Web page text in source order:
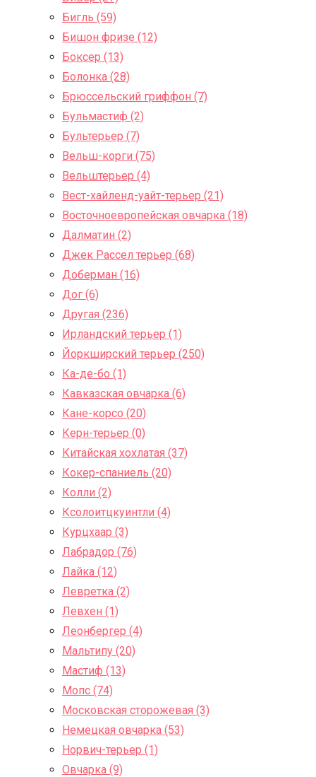
Бигль (59)
Бишон фризе (12)
Боксер (13)
Болонка (28)
Брюссельский гриффон (7)
Бульмастиф (2)
Бультерьер (7)
Вельш-корги (75)
Вельштерьер (4)
Вест-хайленд-уайт-терьер (21)
Восточноевропейская овчарка (18)
Далматин (2)
Джек Рассел терьер (68)
Доберман (16)
Дог (6)
Другая (236)
Ирландский терьер (1)
Йоркширский терьер (250)
Ка-де-бо (1)
Кавказская овчарка (6)
Кане-корсо (20)
Керн-терьер (0)
Китайская хохлатая (37)
Кокер-спаниель (20)
Колли (2)
Ксолоитцкуинтли (4)
Курцхаар (3)
Лабрадор (76)
Лайка (12)
Левретка (2)
Левхен (1)
Леонбергер (4)
Мальтипу (20)
Мастиф (13)
Мопс (74)
Московская сторожевая (3)
Немецкая овчарка (53)
Норвич-терьер (1)
Овчарка (9)